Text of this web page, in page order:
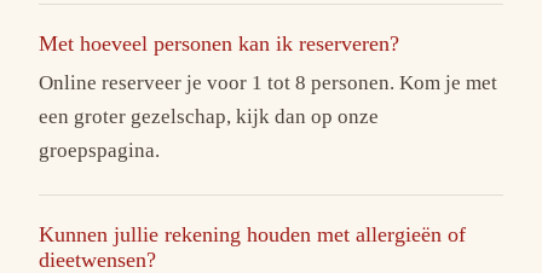
Met hoeveel personen kan ik reserveren?
Online reserveer je voor 1 tot 8 personen. Kom je met
een groter gezelschap, kijk dan op onze
groepspagina.
Kunnen jullie rekening houden met allergieën of
dieetwensen?